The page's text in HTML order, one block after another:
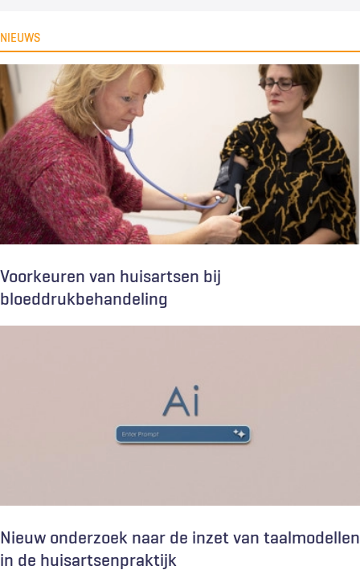
NIEUWS
Voorkeuren van huisartsen bij
bloeddrukbehandeling
Nieuw onderzoek naar de inzet van taalmodellen
in de huisartsenpraktijk